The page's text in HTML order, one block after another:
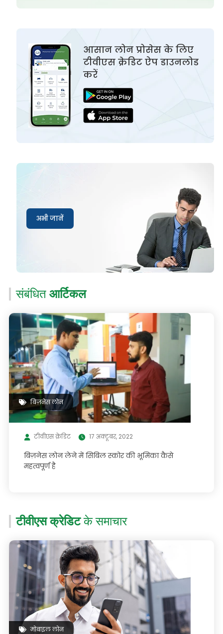
आसान लोन प्रोसेस के लिए
टीवीएस क्रेडिट ऐप डाउनलोड
करें
अभी जानें
संबंधितआर्टिकल
बिज़नेस लोन
टीवीएस क्रेडिट 17 अक्टूबर, 2022
बिज़नेस लोन लेने में सिबिल स्कोर की भूमिका कैसे
महत्वपूर्ण है
टीवीएस क्रेडिटके समाचार
मोबाइल लोन